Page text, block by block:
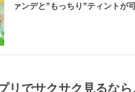
ァンデと”もっちり”ティントが
リでサクサク見るな